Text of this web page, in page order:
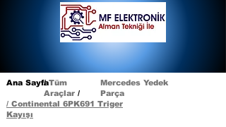
Ana Sayfa
/Tüm
Araçlar /
Mercedes Yedek
Parça
/ Continental 6PK691 Triger
Kayışı